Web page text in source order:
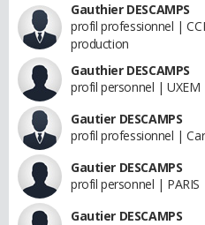
Gauthier DESCAMPS
profil professionnel |
production
Gauthier DESCAMPS
profil personnel | UXEM
Gautier DESCAMPS
profil professionnel |
Gautier DESCAMPS
profil personnel | PARIS
Gautier DESCAMPS